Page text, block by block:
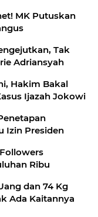
MK Putuskan
Tak
Adriansyah
Hakim Bakal
Ijazah Jokowi
Izin Presiden
Ribu
dan 74 Kg
Ada Kaitannya